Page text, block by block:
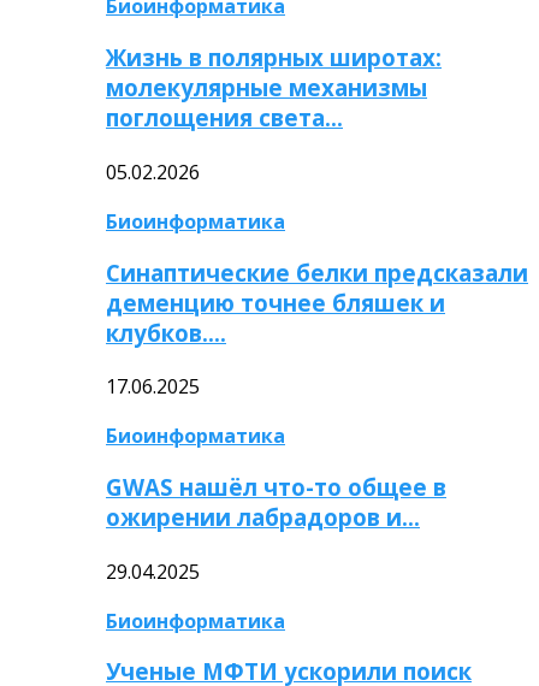
Биоинформатика
Жизнь в полярных широтах:
молекулярные механизмы
поглощения света…
05.02.2026
Биоинформатика
Синаптические белки предсказали
деменцию точнее бляшек и
клубков….
17.06.2025
Биоинформатика
GWAS нашёл что-то общее в
ожирении лабрадоров и…
29.04.2025
Биоинформатика
Ученые МФТИ ускорили поиск